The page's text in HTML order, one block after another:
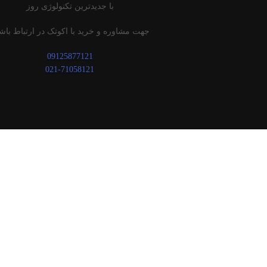
با جدیدترین تکنولوژی روز
جهت مشاوره و خرید با اکوتک در ارتباط
09125877121
021-71058121